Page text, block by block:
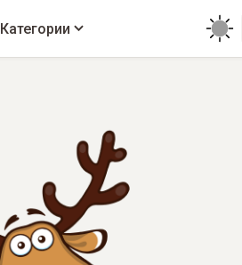
Категории